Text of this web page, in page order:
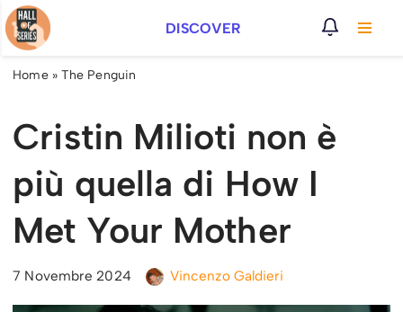
Vai
al
DISCOVER
Home» The Penguin
Cristin Milioti non è
più quella di How I
Met Your Mother
7 Novembre 2024 Vincenzo Galdieri